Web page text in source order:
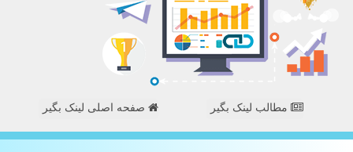
مطالب لینک بگیر صفحه اصلی لینک بگیر